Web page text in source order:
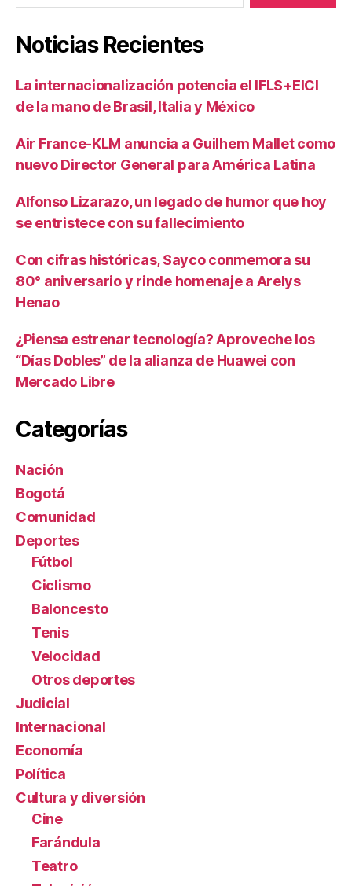
Noticias Recientes
La internacionalización potencia el IFLS+EICI
de la mano de Brasil, Italia y México
Air France-KLM anuncia a Guilhem Mallet como
nuevo Director General para América Latina
Alfonso Lizarazo, un legado de humor que hoy
se entristece con su fallecimiento
Con cifras históricas, Sayco conmemora su
80° aniversario y rinde homenaje a Arelys
Henao
¿Piensa estrenar tecnología? Aproveche los
“Días Dobles” de la alianza de Huawei con
Mercado Libre
Categorías
Nación
Bogotá
Comunidad
Deportes
Fútbol
Ciclismo
Baloncesto
Tenis
Velocidad
Otros deportes
Judicial
Internacional
Economía
Política
Cultura y diversión
Cine
Farándula
Teatro